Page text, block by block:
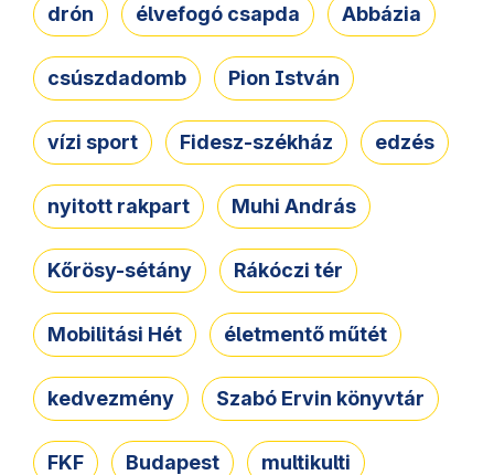
drón élvefogó csapda Abbázia
csúszdadomb Pion István
vízi sport Fidesz-székház edzés
nyitott rakpart Muhi András
Kőrösy-sétány Rákóczi tér
Mobilitási Hét életmentő műtét
kedvezmény Szabó Ervin könyvtár
FKF Budapest multikulti